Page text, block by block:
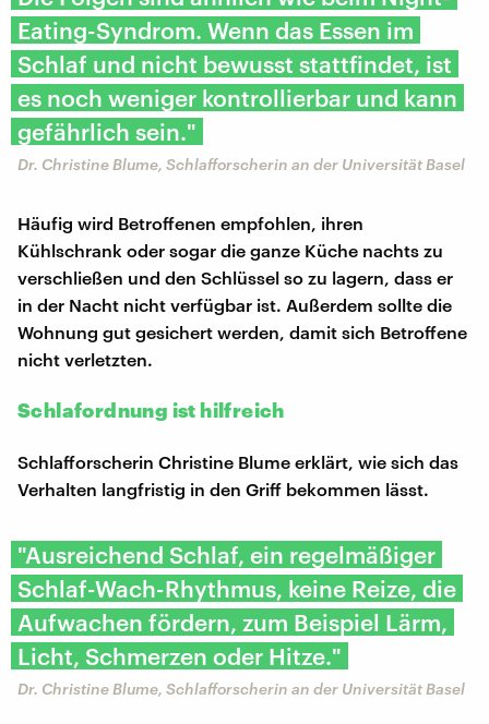
Eating-Syndrom. Wenn das Essen im
Schlaf und nicht bewusst stattfindet, ist
es noch weniger kontrollierbar und kann
gefährlich sein."
Dr. Christine Blume, Schlafforscherin an der Universität Basel
Häufig wird Betroffenen empfohlen, ihren
Kühlschrank oder sogar die ganze Küche nachts zu
verschließen und den Schlüssel so zu lagern, dass er
in der Nacht nicht verfügbar ist. Außerdem sollte die
Wohnung gut gesichert werden, damit sich Betroffene
nicht verletzten.
Schlafordnung ist hilfreich
Schlafforscherin Christine Blume erklärt, wie sich das
Verhalten langfristig in den Griff bekommen lässt.
"Ausreichend Schlaf, ein regelmäßiger
Schlaf-Wach-Rhythmus, keine Reize, die
Aufwachen fördern, zum Beispiel Lärm,
Licht, Schmerzen oder Hitze."
Dr. Christine Blume, Schlafforscherin an der Universität Basel